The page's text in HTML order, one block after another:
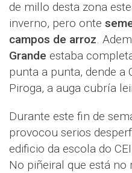
de millo desta zona
inverno, pero onte
campos de arroz.
Grande estaba
punta a punta, dende a
Piroga, a auga cubría
Durante este fin de
provocou serios
edificio da escola do
No piñeiral que está no